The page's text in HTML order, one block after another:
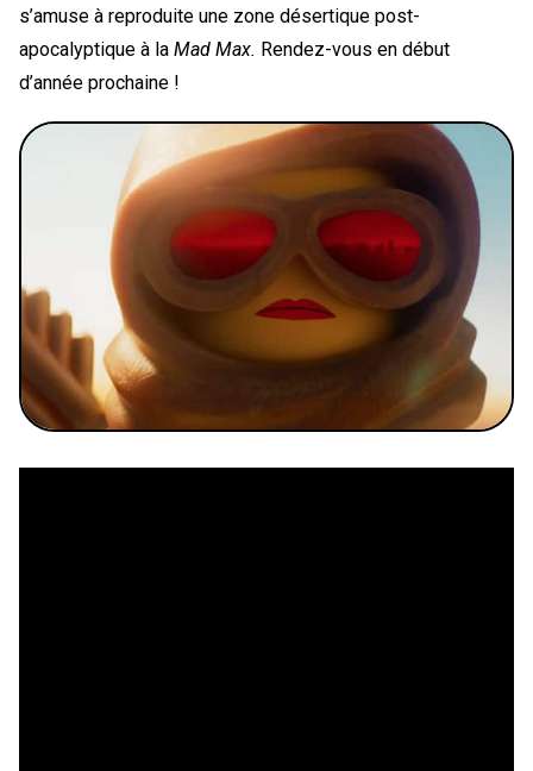
s’amuse à reproduite une zone désertique post-
apocalyptique à la Mad Max. Rendez-vous en début
d’année prochaine !